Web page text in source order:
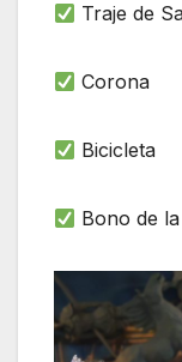
Traje de
Corona
Bicicleta
Bono de